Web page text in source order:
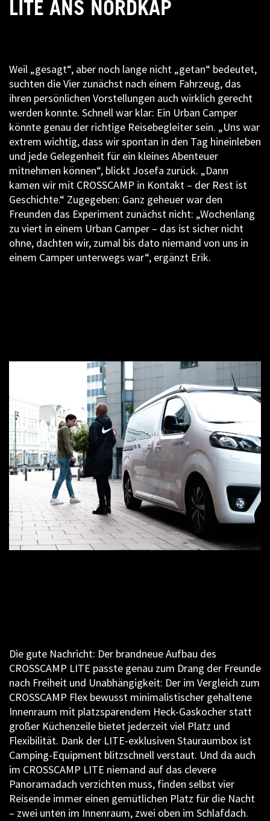
LITE ANS NORDKAP
Weil „gesagt“, aber noch lange nicht „getan“ bedeutet,
suchten die Vier zunächst nach einem Fahrzeug, das
ihren persönlichen Vorstellungen auch wirklich gerecht
werden konnte. Schnell war klar: Ein Urban Camper
könnte genau der richtige Reisebegleiter sein. „Uns war
extrem wichtig, dass wir spontan in den Tag hineinleben
und jede Gelegenheit für ein kleines Abenteuer
mitnehmen können“, blickt Josefa zurück. „Dann
kamen wir mit CROSSCAMP in Kontakt – der Rest ist
Geschichte.“ Zugegeben: Ganz geheuer war den
Freunden das Experiment zunächst nicht: „Wochenlang
zu viert in einem Urban Camper – das ist sicher nicht
ohne, dachten wir, zumal bis dato niemand von uns in
einem Camper unterwegs war“, ergänzt Erik.
Die gute Nachricht: Der brandneue Aufbau des
CROSSCAMP LITE passte genau zum Drang der Freunde
nach Freiheit und Unabhängigkeit: Der im Vergleich zum
CROSSCAMP Flex bewusst minimalistischer gehaltene
Innenraum mit platzsparendem Heck-Gaskocher statt
großer Küchenzeile bietet jederzeit viel Platz und
Flexibilität. Dank der LITE-exklusiven Stauraumbox ist
Camping-Equipment blitzschnell verstaut. Und da auch
im CROSSCAMP LITE niemand auf das clevere
Panoramadach verzichten muss, finden selbst vier
Reisende immer einen gemütlichen Platz für die Nacht
– zwei unten im Innenraum, zwei oben im Schlafdach.